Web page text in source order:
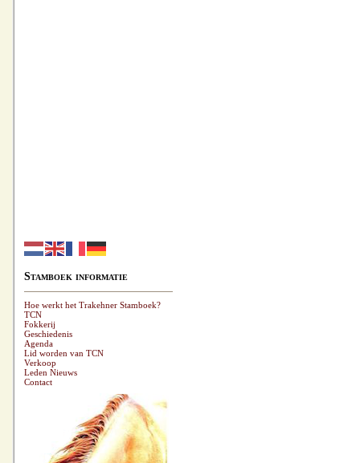
Stamboek informatie
Hoe werkt het Trakehner Stamboek?
TCN
Fokkerij
Geschiedenis
Agenda
Lid worden van TCN
Verkoop
Leden Nieuws
Contact